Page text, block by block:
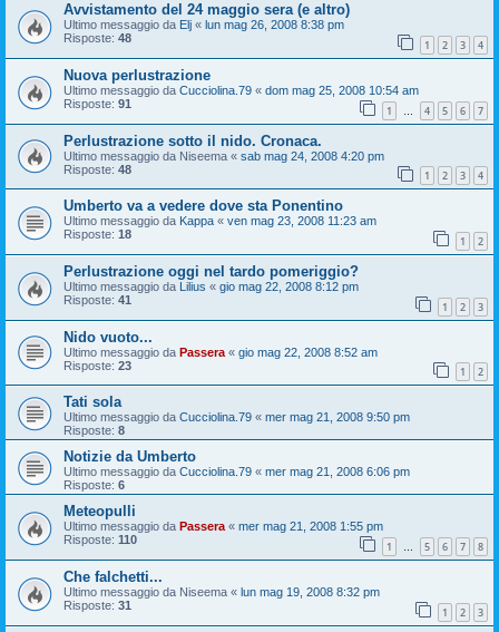
Avvistamento del 24 maggio sera (e altro)
Ultimo messaggio da Elj « lun mag 26, 2008 8:38 pm
Risposte: 48 1 2 3 4
Nuova perlustrazione
Ultimo messaggio da Cucciolina.79 « dom mag 25, 2008 10:54 am
Risposte: 91 1 … 4 5 6 7
Perlustrazione sotto il nido. Cronaca.
Ultimo messaggio da Niseema « sab mag 24, 2008 4:20 pm
Risposte: 48 1 2 3 4
Umberto va a vedere dove sta Ponentino
Ultimo messaggio da Kappa « ven mag 23, 2008 11:23 am
Risposte: 18 1 2
Perlustrazione oggi nel tardo pomeriggio?
Ultimo messaggio da Lilius « gio mag 22, 2008 8:12 pm
Risposte: 41 1 2 3
Nido vuoto...
Ultimo messaggio da Passera « gio mag 22, 2008 8:52 am
Risposte: 23 1 2
Tati sola
Ultimo messaggio da Cucciolina.79 « mer mag 21, 2008 9:50 pm
Risposte: 8
Notizie da Umberto
Ultimo messaggio da Cucciolina.79 « mer mag 21, 2008 6:06 pm
Risposte: 6
Meteopulli
Ultimo messaggio da Passera « mer mag 21, 2008 1:55 pm
Risposte: 110 1 … 5 6 7 8
Che falchetti...
Ultimo messaggio da Niseema « lun mag 19, 2008 8:32 pm
Risposte: 31 1 2 3